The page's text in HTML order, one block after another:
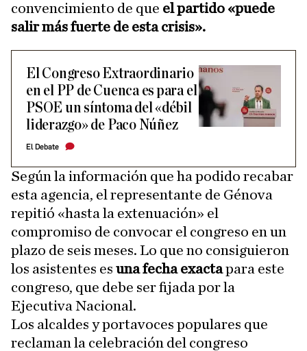
convencimiento de que el partido «puede
salir más fuerte de esta crisis».
El Congreso Extraordinario
en el PP de Cuenca es para el
PSOE un síntoma del «débil
liderazgo» de Paco Núñez
El Debate
Según la información que ha podido recabar
esta agencia, el representante de Génova
repitió «hasta la extenuación» el
compromiso de convocar el congreso en un
plazo de seis meses. Lo que no consiguieron
los asistentes es una fecha exactapara este
congreso, que debe ser fijada por la
Ejecutiva Nacional.
Los alcaldes y portavoces populares que
reclaman la celebración del congreso